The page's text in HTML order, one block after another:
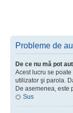
Probleme de
De ce nu mă pot
Acest lucru se
utilizator şi parola.
De asemenea, este
Sus